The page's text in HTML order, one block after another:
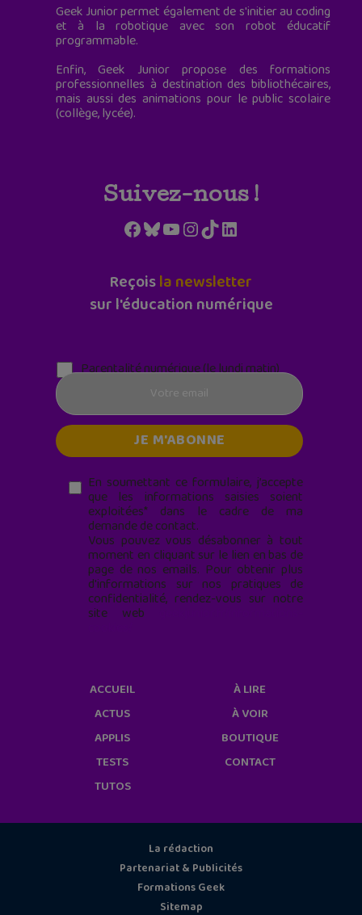
Geek Junior permet également de s'initier au coding
et à la robotique avec son robot éducatif
programmable.
Enfin, Geek Junior propose des formations
professionnelles à destination des bibliothécaires,
mais aussi des animations pour le public scolaire
(collège, lycée).
Suivez-nous !
Facebook
Bluesky
YouTube
Instagram
TikTokLinkedIn
Reçoisla newsletter
sur l'éducation numérique
Parentalité numérique (le lundi matin)
En soumettant ce formulaire, j’accepte
que les informations saisies soient
exploitées* dans le cadre de ma
demande de contact.
Vous pouvez vous désabonner à tout
moment en cliquant sur le lien en bas de
page de nos emails. Pour obtenir plus
d'informations sur nos pratiques de
confidentialité, rendez-vous sur notre
site web
ACCUEIL
ACTUS
APPLIS
TESTS
TUTOS
À LIRE
À VOIR
BOUTIQUE
CONTACT
La rédaction
Partenariat & Publicités
Formations Geek
Sitemap